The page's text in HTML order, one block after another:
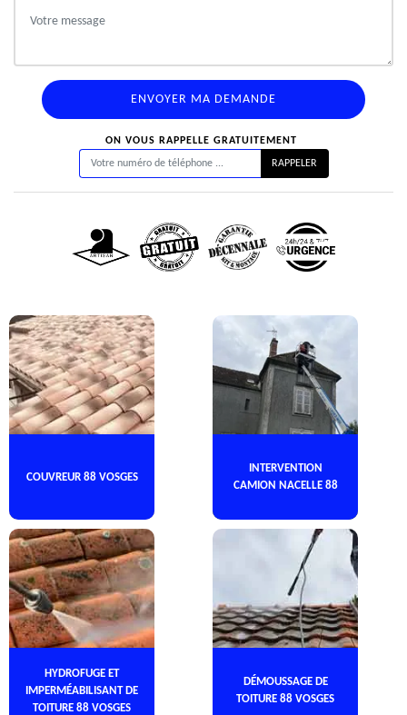
ON VOUS RAPPELLE GRATUITEMENT
COUVREUR 88 VOSGES
INTERVENTION
CAMION NACELLE 88
HYDROFUGE ET
IMPERMÉABILISANT DE
TOITURE 88 VOSGES
DÉMOUSSAGE DE
TOITURE 88 VOSGES